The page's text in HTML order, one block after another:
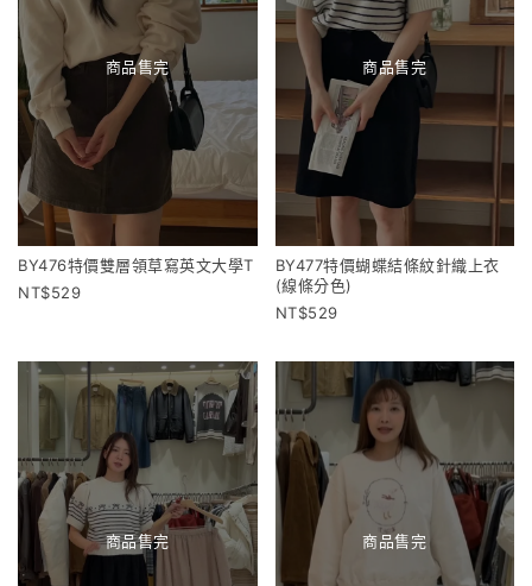
商品售完
BY476特價雙層領草寫英文大學T
529
商品售完
BY477特價蝴蝶結條紋針織上衣
(線條分色)
529
商品售完 商品售完